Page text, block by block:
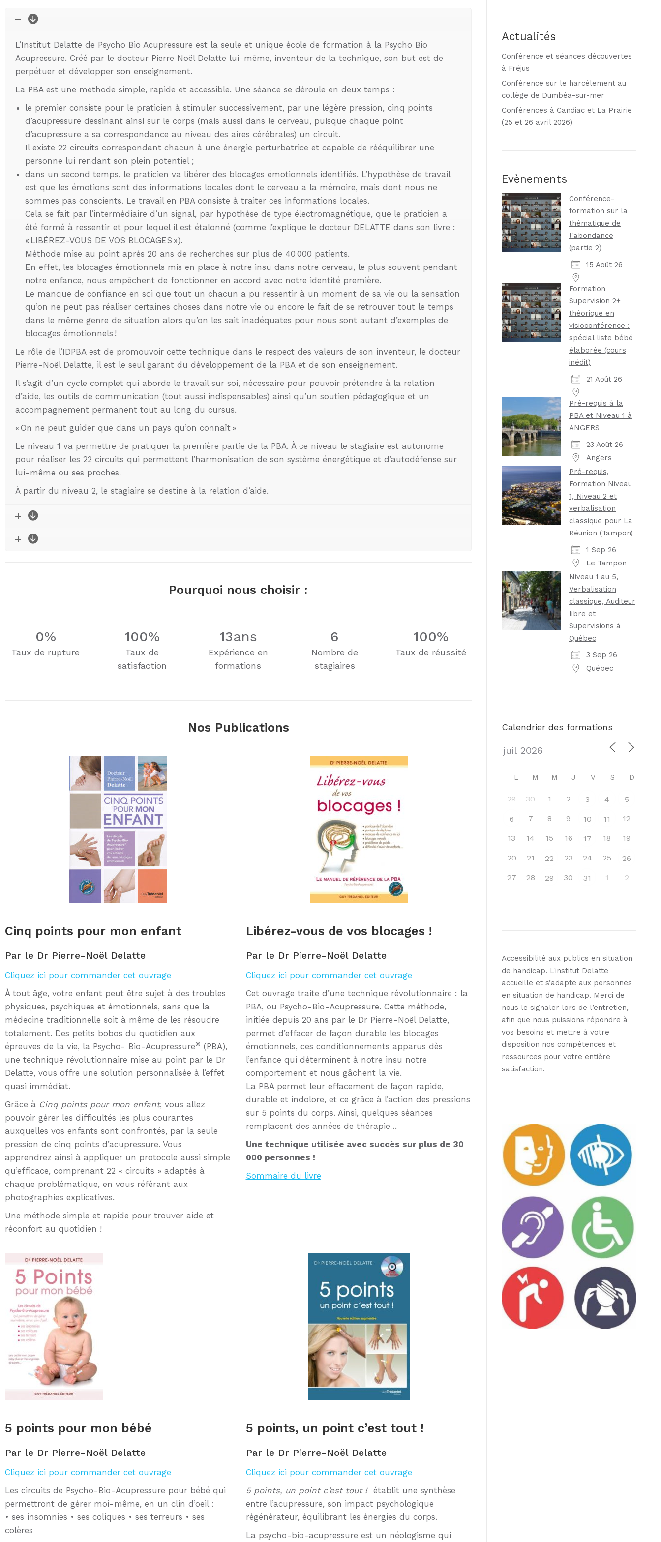
L’Institut Delatte de Psycho Bio Acupressure est la seule et unique école de formation à la Psycho Bio
Acupressure. Créé par le docteur Pierre Noël Delatte lui-même, inventeur de la technique, son but est de
perpétuer et développer son enseignement.
La PBA est une méthode simple, rapide et accessible. Une séance se déroule en deux temps :
le premier consiste pour le praticien à stimuler successivement, par une légère pression, cinq points
d’acupressure dessinant ainsi sur le corps (mais aussi dans le cerveau, puisque chaque point
d’acupressure a sa correspondance au niveau des aires cérébrales) un circuit.
Il existe 22 circuits correspondant chacun à une énergie perturbatrice et capable de rééquilibrer une
personne lui rendant son plein potentiel ;
dans un second temps, le praticien va libérer des blocages émotionnels identifiés. L’hypothèse de travail
est que les émotions sont des informations locales dont le cerveau a la mémoire, mais dont nous ne
sommes pas conscients. Le travail en PBA consiste à traiter ces informations locales.
Cela se fait par l’intermédiaire d’un signal, par hypothèse de type électromagnétique, que le praticien a
été formé à ressentir et pour lequel il est étalonné (comme l’explique le docteur DELATTE dans son livre :
« LIBÉREZ-VOUS DE VOS BLOCAGES »).
Méthode mise au point après 20 ans de recherches sur plus de 40 000 patients.
En effet, les blocages émotionnels mis en place à notre insu dans notre cerveau, le plus souvent pendant
notre enfance, nous empêchent de fonctionner en accord avec notre identité première.
Le manque de confiance en soi que tout un chacun a pu ressentir à un moment de sa vie ou la sensation
qu’on ne peut pas réaliser certaines choses dans notre vie ou encore le fait de se retrouver tout le temps
dans le même genre de situation alors qu’on les sait inadéquates pour nous sont autant d’exemples de
blocages émotionnels !
Le rôle de l’IDPBA est de promouvoir cette technique dans le respect des valeurs de son inventeur, le docteur
Pierre-Noël Delatte, il est le seul garant du développement de la PBA et de son enseignement.
Il s’agit d’un cycle complet qui aborde le travail sur soi, nécessaire pour pouvoir prétendre à la relation
d’aide, les outils de communication (tout aussi indispensables) ainsi qu’un soutien pédagogique et un
accompagnement permanent tout au long du cursus.
« On ne peut guider que dans un pays qu’on connaît »
Le niveau 1 va permettre de pratiquer la première partie de la PBA. À ce niveau le stagiaire est autonome
pour réaliser les 22 circuits qui permettent l’harmonisation de son système énergétique et d’autodéfense sur
lui-même ou ses proches.
À partir du niveau 2, le stagiaire se destine à la relation d’aide.
Pourquoi nous choisir :
0%
Taux de rupture
100%
Taux de
satisfaction
13ans
Expérience en
formations
6
Nombre de
stagiaires
100%
Taux de réussité
Nos Publications
Cinq points pour mon enfant
Par le Dr Pierre-Noël Delatte
Cliquez ici pour commander cet ouvrage
À tout âge, votre enfant peut être sujet à des troubles
physiques, psychiques et émotionnels, sans que la
médecine traditionnelle soit à même de les résoudre
totalement. Des petits bobos du quotidien aux
épreuves de la vie, la Psycho- Bio-Acupressure® (PBA),
une technique révolutionnaire mise au point par le Dr
Delatte, vous offre une solution personnalisée à l’effet
quasi immédiat.
Grâce à Cinq points pour mon enfant, vous allez
pouvoir gérer les difficultés les plus courantes
auxquelles vos enfants sont confrontés, par la seule
pression de cinq points d’acupressure. Vous
apprendrez ainsi à appliquer un protocole aussi simple
qu’efficace, comprenant 22 « circuits » adaptés à
chaque problématique, en vous référant aux
photographies explicatives.
Une méthode simple et rapide pour trouver aide et
réconfort au quotidien !
Libérez-vous de vos blocages !
Par le Dr Pierre-Noël Delatte
Cliquez ici pour commander cet ouvrage
Cet ouvrage traite d’une technique révolutionnaire : la
PBA, ou Psycho-Bio-Acupressure. Cette méthode,
initiée depuis 20 ans par le Dr Pierre-Noël Delatte,
permet d’effacer de façon durable les blocages
émotionnels, ces conditionnements apparus dès
l’enfance qui déterminent à notre insu notre
comportement et nous gâchent la vie.
La PBA permet leur effacement de façon rapide,
durable et indolore, et ce grâce à l’action des pressions
sur 5 points du corps. Ainsi, quelques séances
remplacent des années de thérapie…
Une technique utilisée avec succès sur plus de 30
000 personnes !
Sommaire du livre
5 points pour mon bébé
Par le Dr Pierre-Noël Delatte
Cliquez ici pour commander cet ouvrage
Les circuits de Psycho-Bio-Acupressure pour bébé qui
permettront de gérer moi-même, en un clin d’oeil :
• ses insomnies • ses coliques • ses terreurs • ses
colères
5 points, un point c’est tout !
Par le Dr Pierre-Noël Delatte
Cliquez ici pour commander cet ouvrage
5 points, un point c’est tout ! établit une synthèse
entre l’acupressure, son impact psychologique
régénérateur, équilibrant les énergies du corps.
La psycho-bio-acupressure est un néologisme qui
Actualités
Conférence et séances découvertes
à Fréjus
Conférence sur le harcèlement au
collège de Dumbéa-sur-mer
Conférences à Candiac et La Prairie
(25 et 26 avril 2026)
Evènements
Conférence-
formation sur la
thématique de
l'abondance
(partie 2)
15 Août 26
Formation
Supervision 2+
théorique en
visioconférence :
spécial liste bébé
élaborée (cours
inédit)
21 Août 26
Pré-requis à la
PBA et Niveau 1 à
ANGERS
23 Août 26
Angers
Pré-requis,
Formation Niveau
1, Niveau 2 et
verbalisation
classique pour La
Réunion (Tampon)
1 Sep 26
Le Tampon
Niveau 1 au 5,
Verbalisation
classique, Auditeur
libre et
Supervisions à
Québec
3 Sep 26
Québec
Calendrier des formations
L M M J V S D
29 30 1 2 3 4 5
6 7 8 9 10 11 12
13 14 15 16 17 18 19
20 21 22 23 24 25 26
27 28 29 30 31 1 2
Accessibilité aux publics en situation
de handicap. L'institut Delatte
accueille et s’adapte aux personnes
en situation de handicap. Merci de
nous le signaler lors de l’entretien,
afin que nous puissions répondre à
vos besoins et mettre à votre
disposition nos compétences et
ressources pour votre entière
satisfaction.